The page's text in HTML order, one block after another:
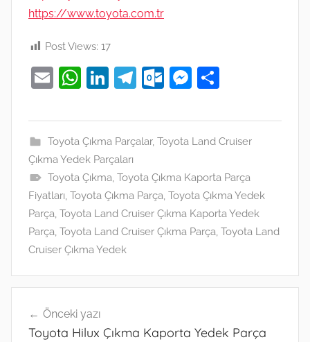
https://www.toyota.com.tr
Post Views: 17
E
l
W
s
A
p
p
Li
e
dI
n
T
gr
m
O
o
c
o
m
M
e
g
er
e
Toyota Çıkma Parçalar, Toyota Land Cruiser
Çıkma Yedek Parçaları
Toyota Çıkma, Toyota Çıkma Kaporta Parça
Fiyatları, Toyota Çıkma Parça, Toyota Çıkma Yedek
Parça, Toyota Land Cruiser Çıkma Kaporta Yedek
Parça, Toyota Land Cruiser Çıkma Parça, Toyota Land
Cruiser Çıkma Yedek
gezinmesi
Önceki yazı
Toyota Hilux Çıkma Kaporta Yedek Parça